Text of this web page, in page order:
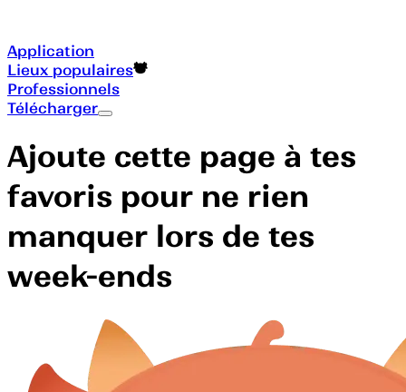
Application
Lieux populaires
Professionnels
Télécharger
Ajoute cette page à tes
favoris pour ne rien
manquer lors de tes
week-ends